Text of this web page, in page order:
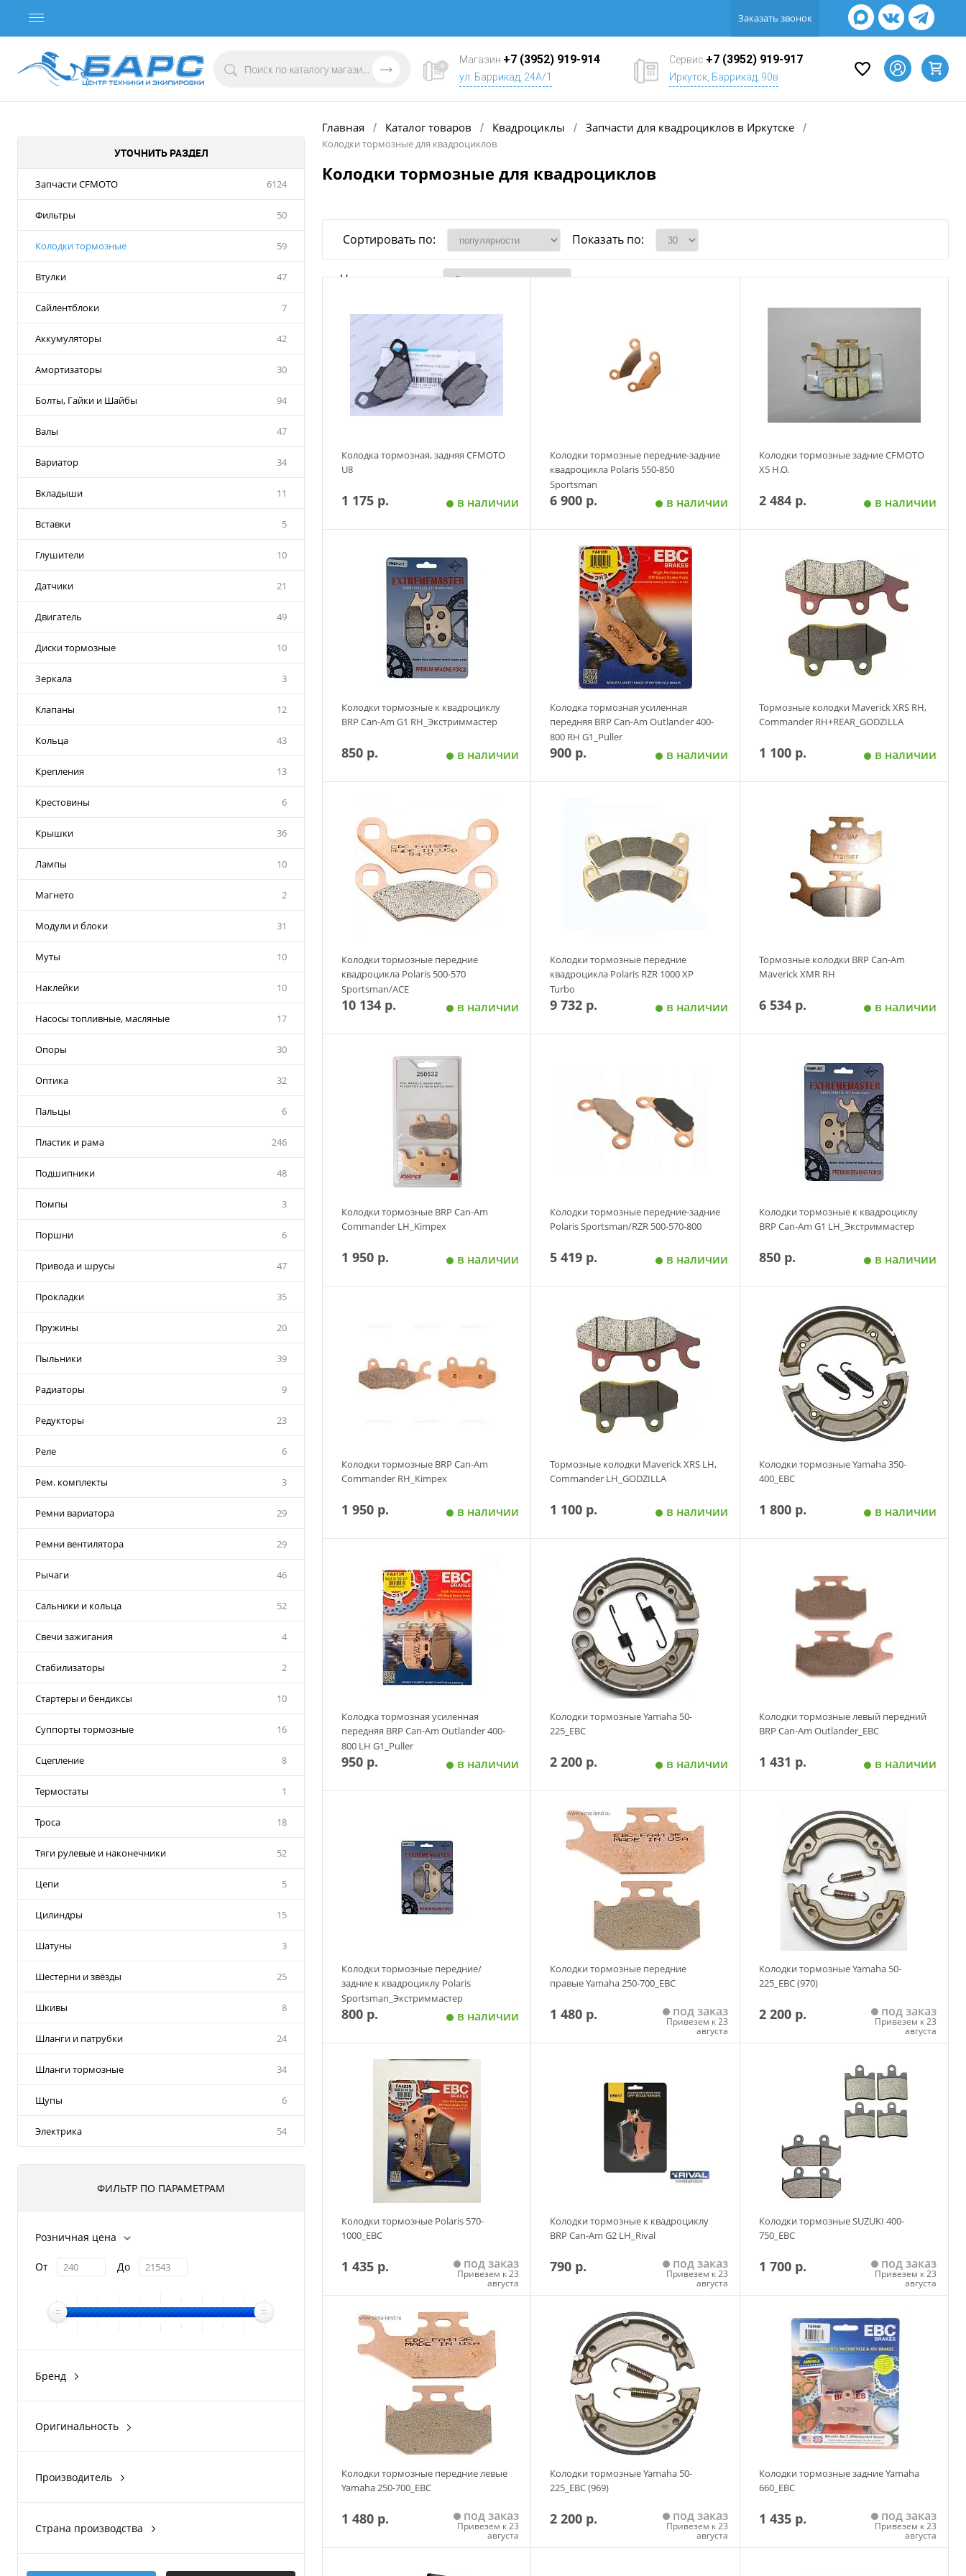
Заказать звонок
Магазин +7 (3952) 919-914
ул. Баррикад, 24А/1
Сервис +7 (3952) 919-917
Иркутск, Баррикад, 90в
УТОЧНИТЬ РАЗДЕЛ
Запчасти CFMOTO 6124
Фильтры 50
Колодки тормозные 59
Втулки 47
Сайлентблоки 7
Аккумуляторы 42
Амортизаторы 30
Болты, Гайки и Шайбы 94
Валы 47
Вариатор 34
Вкладыши 11
Вставки 5
Глушители 10
Датчики 21
Двигатель 49
Диски тормозные 10
Зеркала 3
Клапаны 12
Кольца 43
Крепления 13
Крестовины 6
Крышки 36
Лампы 10
Магнето 2
Модули и блоки 31
Муты 10
Наклейки 10
Насосы топливные, масляные 17
Опоры 30
Оптика 32
Пальцы 6
Пластик и рама 246
Подшипники 48
Помпы 3
Поршни 6
Привода и шрусы 47
Прокладки 35
Пружины 20
Пыльники 39
Радиаторы 9
Редукторы 23
Реле 6
Рем. комплекты 3
Ремни вариатора 29
Ремни вентилятора 29
Рычаги 46
Сальники и кольца 52
Свечи зажигания 4
Стабилизаторы 2
Стартеры и бендиксы 10
Суппорты тормозные 16
Сцепление 8
Термостаты 1
Троса 18
Тяги рулевые и наконечники 52
Цепи 5
Цилиндры 15
Шатуны 3
Шестерни и звёзды 25
Шкивы 8
Шланги и патрубки 24
Шланги тормозные 34
Щупы 6
Электрика 54
ФИЛЬТР ПО ПАРАМЕТРАМ
Розничная цена
От До
Бренд
Arctic Cat
Yamaha
Показать ещё 1
Оригинальность
Производитель
Arctic Cat
CFMOTO
Страна производства
Главная / Каталог товаров / Квадроциклы / Запчасти для квадроциклов в Иркутске /
Колодки тормозные для квадроциклов
Колодки тормозные для квадроциклов
Сортировать по: Показать по:
Наличие товара
Колодка тормозная, задняя CFMOTO
U8
1 175 р. в наличии
Колодки тормозные передние-задние
квадроцикла Polaris 550-850
Sportsman
6 900 р. в наличии
Добавить в корзину
Колодки тормозные задние CFMOTO
Х5 Н.О.
2 484 р. в наличии
Колодки тормозные к квадроциклу
BRP Can-Am G1 RH_Экстриммастер
850 р. в наличии
Колодка тормозная усиленная
передняя BRP Can-Am Outlander 400-
800 RH G1_Puller
900 р. в наличии
Тормозные колодки Maverick XRS RH,
Commander RH+REAR_GODZILLA
1 100 р. в наличии
Колодки тормозные передние
квадроцикла Polaris 500-570
Sportsman/ACE
10 134 р. в наличии
Добавить в корзину
Колодки тормозные передние
квадроцикла Polaris RZR 1000 XP
Turbo
9 732 р. в наличии
Тормозные колодки BRP Can-Am
Maverick XMR RH
6 534 р. в наличии
Колодки тормозные BRP Can-Am
Commander LH_Kimpex
1 950 р. в наличии
Колодки тормозные передние-задние
Polaris Sportsman/RZR 500-570-800
5 419 р. в наличии
Колодки тормозные к квадроциклу
BRP Can-Am G1 LH_Экстриммастер
850 р. в наличии
Добавить в корзину
Колодки тормозные BRP Can-Am
Commander RH_Kimpex
1 950 р. в наличии
Тормозные колодки Maverick XRS LH,
Commander LH_GODZILLA
1 100 р. в наличии
Добавить в корзину
Колодки тормозные Yamaha 350-
400_EBC
1 800 р. в наличии
Колодка тормозная усиленная
передняя BRP Can-Am Outlander 400-
800 LH G1_Puller
950 р. в наличии
Колодки тормозные Yamaha 50-
225_EBC
2 200 р. в наличии
Добавить в корзину
Колодки тормозные левый передний
BRP Can-Am Outlander_EBC
1 431 р. в наличии
Добавить в корзину
Колодки тормозные передние/
задние к квадроциклу Polaris
Sportsman_Экстриммастер
800 р. в наличии
Колодки тормозные передние
правые Yamaha 250-700_EBC
1 480 р. под заказ
Привезем к 23
августа
Колодки тормозные Yamaha 50-
225_EBC (970)
2 200 р. под заказ
Привезем к 23
августа
Добавить в корзину
Колодки тормозные Polaris 570-
1000_EBC
1 435 р. под заказ
Привезем к 23
августа
Добавить в корзину
Колодки тормозные к квадроциклу
BRP Can-Am G2 LH_Rival
790 р. под заказ
Привезем к 23
августа
Добавить в корзину
Колодки тормозные SUZUKI 400-
750_EBC
1 700 р. под заказ
Привезем к 23
августа
Добавить в корзину
Колодки тормозные передние левые
Yamaha 250-700_EBC
1 480 р. под заказ
Привезем к 23
августа
Добавить в корзину
Колодки тормозные Yamaha 50-
225_EBC (969)
2 200 р. под заказ
Привезем к 23
августа
Колодки тормозные задние Yamaha
660_EBC
1 435 р. под заказ
Привезем к 23
августа